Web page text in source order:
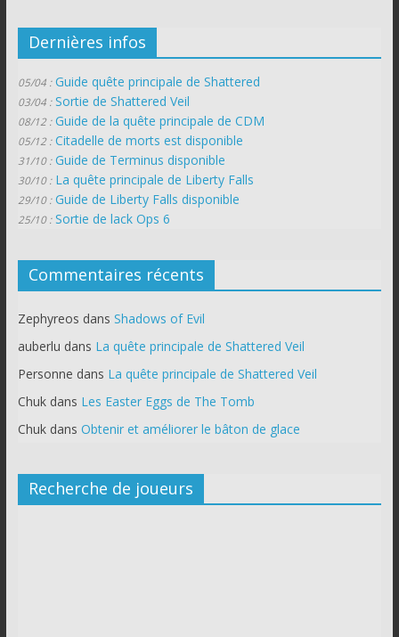
Dernières infos
05/04 : Guide quête principale de Shattered
03/04 : Sortie de Shattered Veil
08/12 : Guide de la quête principale de CDM
05/12 : Citadelle de morts est disponible
31/10 : Guide de Terminus disponible
30/10 : La quête principale de Liberty Falls
29/10 : Guide de Liberty Falls disponible
25/10 : Sortie de lack Ops 6
Commentaires récents
Zephyreos dans Shadows of Evil
auberlu dans La quête principale de Shattered Veil
Personne dans La quête principale de Shattered Veil
Chukdans Les Easter Eggs de The Tomb
Chukdans Obtenir et améliorer le bâton de glace
Recherche de joueurs